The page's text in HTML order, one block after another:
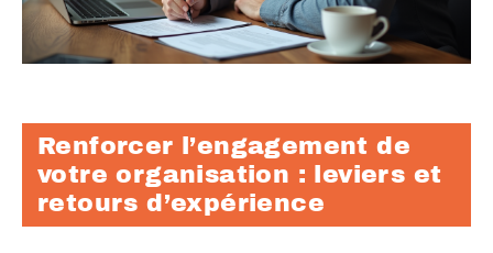
Renforcer l’engagement de
votre organisation : leviers et
retours d’expérience